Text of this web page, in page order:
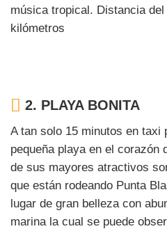
música tropical. Distancia
kilómetros
2. PLAYA BONITA
A tan solo 15 minutos en taxi
pequeña playa en el corazón
de sus mayores atractivos
que están rodeando Punta
lugar de gran belleza con
marina la cual se puede